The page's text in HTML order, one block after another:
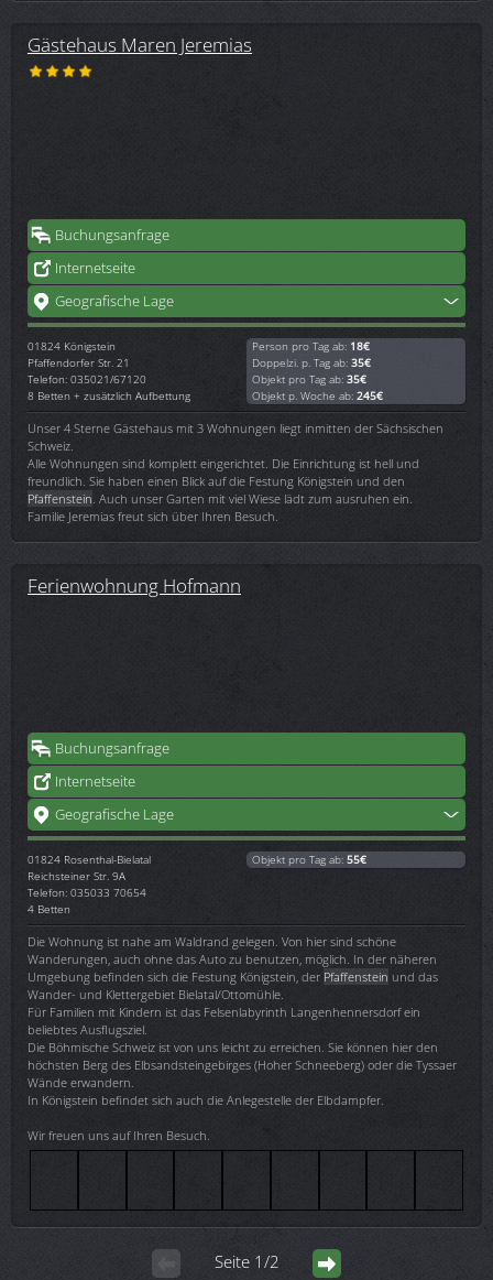
Gästehaus Maren Jeremias
Buchungsanfrage
Internetseite
Geografische Lage
01824 Königstein
Pfaffendorfer Str. 21
Telefon: 035021/67120
8 Betten + zusätzlich Aufbettung
Person pro Tag ab: 18€
Doppelzi. p. Tag ab: 35€
Objekt pro Tag ab: 35€
Objekt p. Woche ab: 245€
Unser 4 Sterne Gästehaus mit 3 Wohnungen liegt inmitten der Sächsischen
Schweiz.
Alle Wohnungen sind komplett eingerichtet. Die Einrichtung ist hell und
freundlich. Sie haben einen Blick auf die Festung Königstein und den
Pfaffenstein . Auch unser Garten mit viel Wiese lädt zum ausruhen ein.
Familie Jeremias freut sich über Ihren Besuch.
Ferienwohnung Hofmann
Buchungsanfrage
Internetseite
Geografische Lage
01824 Rosenthal-Bielatal
Reichsteiner Str. 9A
Telefon: 035033 70654
4 Betten
Objekt pro Tag ab: 55€
Die Wohnung ist nahe am Waldrand gelegen. Von hier sind schöne
Wanderungen, auch ohne das Auto zu benutzen, möglich. In der näheren
Umgebung befinden sich die Festung Königstein, der Pfaffenstein und das
Wander- und Klettergebiet Bielatal/Ottomühle.
Für Familien mit Kindern ist das Felsenlabyrinth Langenhennersdorf ein
beliebtes Ausflugsziel.
Die Böhmische Schweiz ist von uns leicht zu erreichen. Sie können hier den
höchsten Berg des Elbsandsteingebirges (Hoher Schneeberg) oder die Tyssaer
Wände erwandern.
In Königstein befindet sich auch die Anlegestelle der Elbdampfer.
Wir freuen uns auf Ihren Besuch.
Seite 1/2